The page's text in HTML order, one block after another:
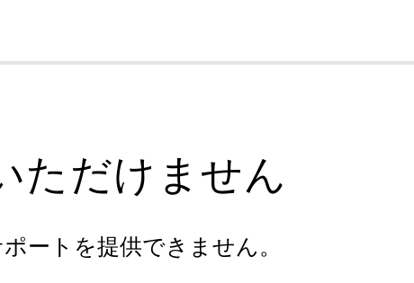
ただけません
ートを提供できません。